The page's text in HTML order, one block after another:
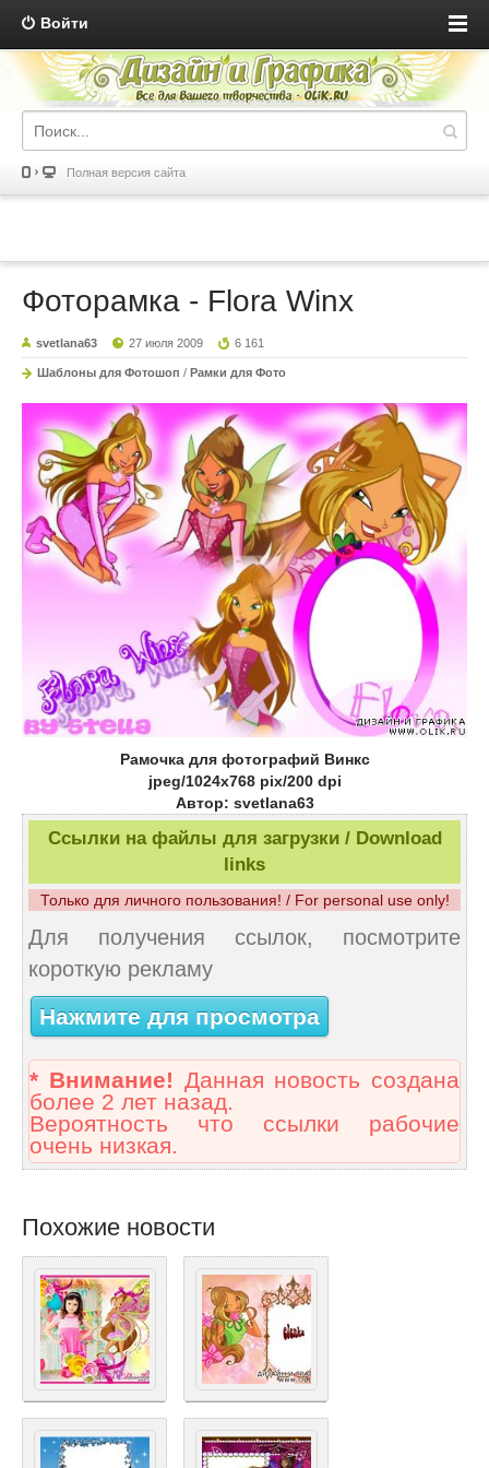
Войти
Полная версия сайта
Фоторамка - Flora Winx
svetlana63 27 июля 2009 6 161
Шаблоны для Фотошоп / Рамки для Фото
Рамочка для фотографий Винкс
jpeg/1024х768 pix/200 dpi
Автор: svetlana63
Ссылки на файлы для загрузки / Download
links
Только для личного пользования! / For personal use only!
Для получения ссылок, посмотрите
короткую рекламу
Нажмите для просмотра
* Внимание! Данная новость создана
более 2 лет назад.
Вероятность что ссылки рабочие
очень низкая.
Похожие новости